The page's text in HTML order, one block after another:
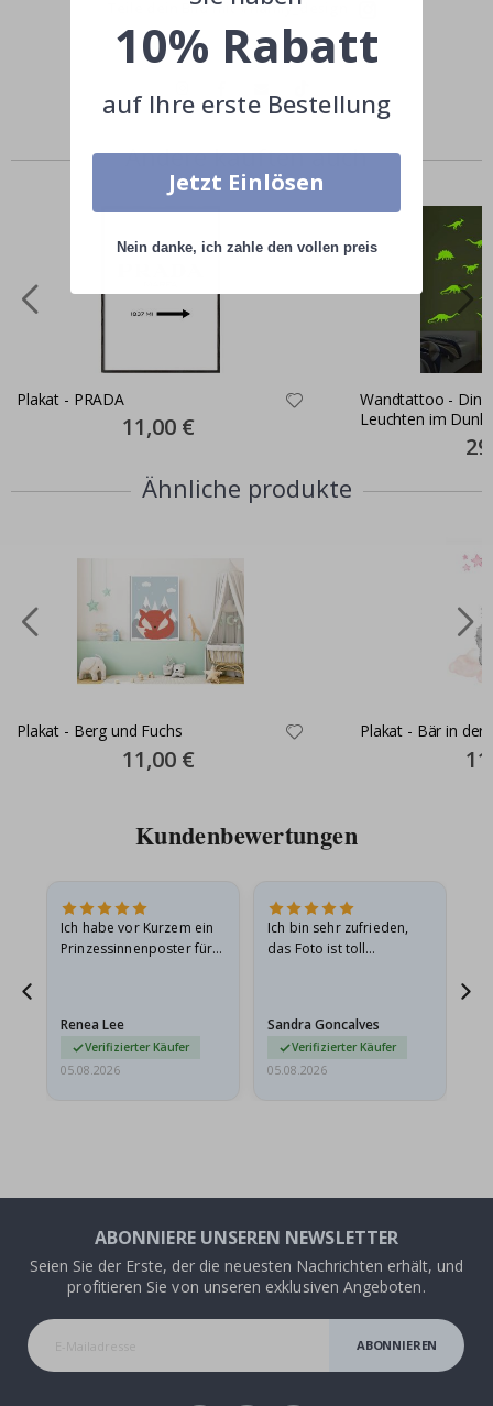
Teile dein Bild mit #namly_design
Andere kauften auch
Plakat - PRADA
Special
Price
11,00 €
Wandtattoo -
Leuchten im
Ähnliche produkte
Plakat - Berg und Fuchs
Special
Price
11,00 €
Plakat - Bär in der
Kundenbewertungen
Ich habe vor Kurzem ein
Prinzessinnenposter für
beschädigt…
Renea Lee
Verifizierter Käufer
05.08.2026
Ich bin sehr zufrieden,
das Foto ist toll
außerdem…
Sandra Goncalves
Verifizierter Käufer
05.08.2026
ABONNIERE UNSEREN NEWSLETTER
Seien Sie der Erste, der die neuesten Nachrichten erhält, und
profitieren Sie von unseren exklusiven Angeboten.
ABONNIEREN
10% Rabatt
auf Ihre erste Bestellung
Jetzt Einlösen
Nein danke, ich zahle den vollen preis